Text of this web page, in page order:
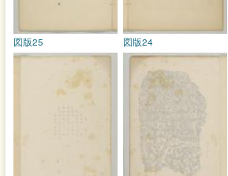
図版24
図版25